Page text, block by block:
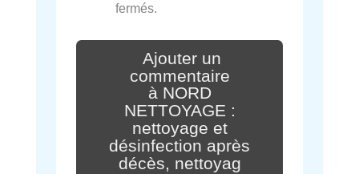
fermés.
Ajouter un
commentaire
à NORD
NETTOYAGE :
nettoyage et
désinfection après
décès, nettoyag